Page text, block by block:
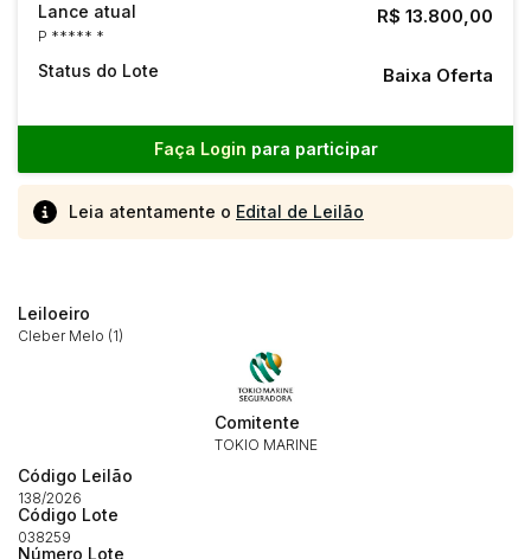
Lance atual
P ***** *
R$ 13.800,00
Status do Lote Baixa Oferta
Faça Login para participar
Leia atentamente o Edital de Leilão
Leiloeiro
Cleber Melo (1)
Comitente
TOKIO MARINE
Código Leilão
138/2026
Código Lote
038259
Número Lote
Envie sua Proposta
(Art. 895, CPC)
Histórico de Propostas
Habilite-se para efetuar lances ou
propostas